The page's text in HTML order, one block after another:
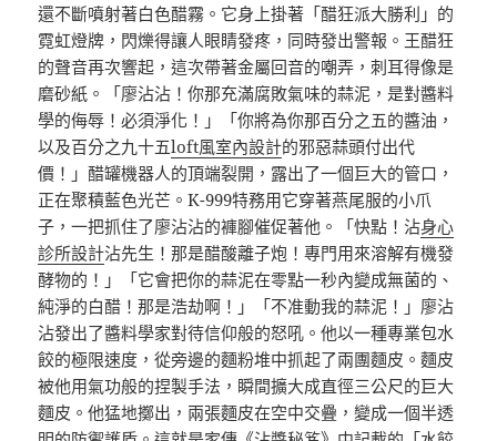
還不斷噴射著白色醋霧。它身上掛著「醋狂派大勝利」的
霓虹燈牌，閃爍得讓人眼睛發疼，同時發出警報。王醋狂
的聲音再次響起，這次帶著金屬回音的嘲弄，刺耳得像是
磨砂紙。「廖沾沾！你那充滿腐敗氣味的蒜泥，是對醬料
學的侮辱！必須淨化！」「你將為你那百分之五的醬油，
以及百分之九十五loft風室內設計的邪惡蒜頭付出代
價！」醋罐機器人的頂端裂開，露出了一個巨大的管口，
正在聚積藍色光芒。K-999特務用它穿著燕尾服的小爪
子，一把抓住了廖沾沾的褲腳催促著他。「快點！沾身心
診所設計沾先生！那是醋酸離子炮！專門用來溶解有機發
酵物的！」「它會把你的蒜泥在零點一秒內變成無菌的、
純淨的白醋！那是浩劫啊！」「不准動我的蒜泥！」廖沾
沾發出了醬料學家對待信仰般的怒吼。他以一種專業包水
餃的極限速度，從旁邊的麵粉堆中抓起了兩團麵皮。麵皮
被他用氣功般的捏製手法，瞬間擴大成直徑三公尺的巨大
麵皮。他猛地擲出，兩張麵皮在空中交疊，變成一個半透